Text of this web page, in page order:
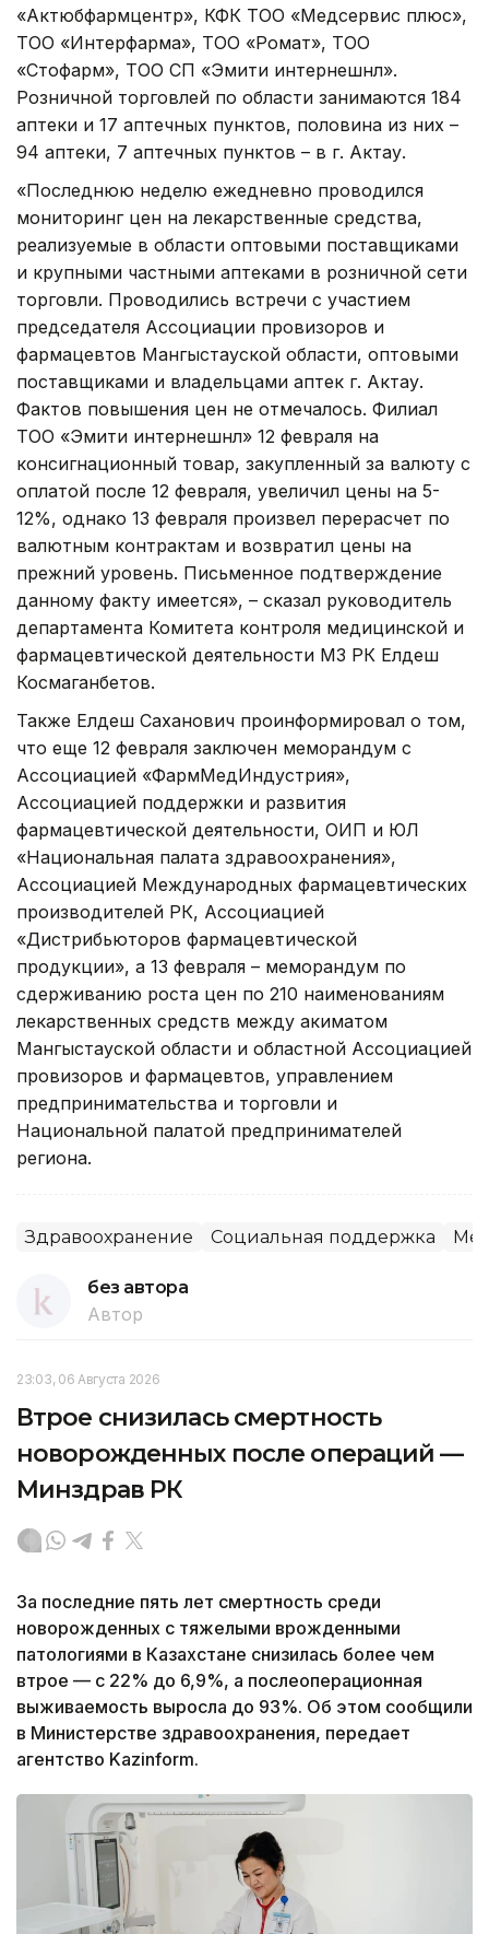
«Актюбфармцентр», КФК ТОО «Медсервис плюс»,
ТОО «Интерфарма», ТОО «Ромат», ТОО
«Стофарм», ТОО СП «Эмити интернешнл».
Розничной торговлей по области занимаются 184
аптеки и 17 аптечных пунктов, половина из них –
94 аптеки, 7 аптечных пунктов – в г. Актау.
«Последнюю неделю ежедневно проводился
мониторинг цен на лекарственные средства,
реализуемые в области оптовыми поставщиками
и крупными частными аптеками в розничной сети
торговли. Проводились встречи с участием
председателя Ассоциации провизоров и
фармацевтов Мангыстауской области, оптовыми
поставщиками и владельцами аптек г. Актау.
Фактов повышения цен не отмечалось. Филиал
ТОО «Эмити интернешнл» 12 февраля на
консигнационный товар, закупленный за валюту с
оплатой после 12 февраля, увеличил цены на 5-
12%, однако 13 февраля произвел перерасчет по
валютным контрактам и возвратил цены на
прежний уровень. Письменное подтверждение
данному факту имеется», – сказал руководитель
департамента Комитета контроля медицинской и
фармацевтической деятельности МЗ РК Елдеш
Космаганбетов.
Также Елдеш Саханович проинформировал о том,
что еще 12 февраля заключен меморандум с
Ассоциацией «ФармМедИндустрия»,
Ассоциацией поддержки и развития
фармацевтической деятельности, ОИП и ЮЛ
«Национальная палата здравоохранения»,
Ассоциацией Международных фармацевтических
производителей РК, Ассоциацией
«Дистрибьюторов фармацевтической
продукции», а 13 февраля – меморандум по
сдерживанию роста цен по 210 наименованиям
лекарственных средств между акиматом
Мангыстауской области и областной Ассоциацией
провизоров и фармацевтов, управлением
предпринимательства и торговли и
Национальной палатой предпринимателей
региона.
Здравоохранение Социальная поддержка
без автора
Автор
23:03, 06 Августа 2026
Втрое снизилась смертность
новорожденных после операций —
Минздрав РК
За последние пять лет смертность среди
новорожденных с тяжелыми врожденными
патологиями в Казахстане снизилась более чем
втрое — с 22% до 6,9%, а послеоперационная
выживаемость выросла до 93%. Об этом сообщили
в Министерстве здравоохранения, передает
агентство Kazinform.